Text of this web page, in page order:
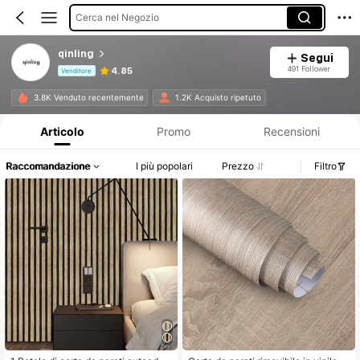
Cerca nel Negozio
qinling
Venditore 4.85
Segui
491 Follower
3.8K Venduto recentemente 1.2K Acquisto ripetuto
Articolo Promo Recensioni
Raccomandazione I più popolari Prezzo Filtro